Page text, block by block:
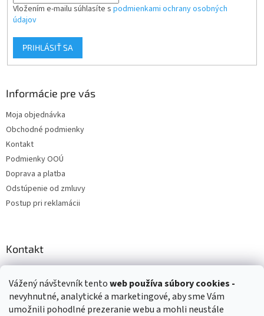
Vážený návštevník tentoweb používasúbory cookies -
nevyhnutné, analytické a marketingové, aby sme Vám
umožnili pohodlné prezeranie webu a mohli neustále
Vložením e-mailu súhlasíte s podmienkami ochrany osobných
údajov
PRIHLÁSIŤ SA
Informácie pre vás
Moja objednávka
Obchodné podmienky
Kontakt
Podmienky OOÚ
Doprava a platba
Odstúpenie od zmluvy
Postup pri reklamácii
Kontakt
+421 903 144 673